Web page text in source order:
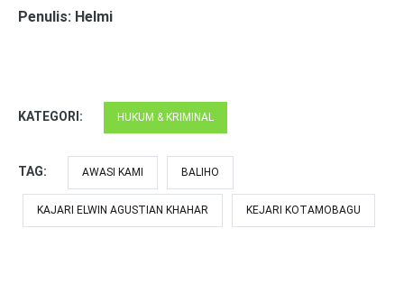
Penulis: Helmi
KATEGORI: HUKUM & KRIMINAL
TAG: AWASI KAMI BALIHO
KAJARI ELWIN AGUSTIAN KHAHAR KEJARI KOTAMOBAGU